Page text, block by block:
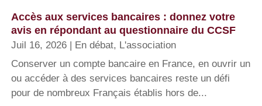
Accès aux services bancaires : donnez votre
avis en répondant au questionnaire du CCSF
Juil 16, 2026 En débat, L'association
Conserver un compte bancaire en France, en ouvrir un
ou accéder à des services bancaires reste un défi
pour de nombreux Français établis hors de...